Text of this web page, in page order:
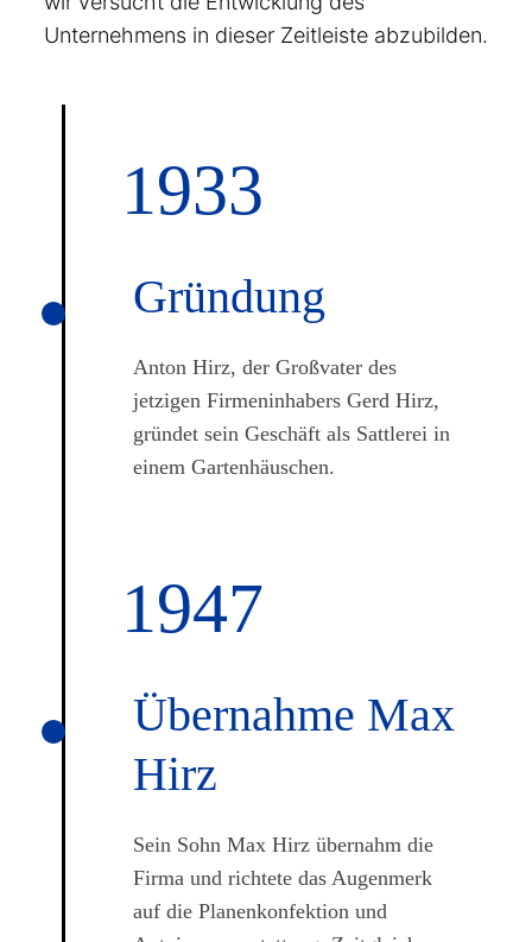
Unternehmens in dieser Zeitleiste abzubilden.
1933
Gründung
Anton Hirz, der Großvater des
jetzigen Firmeninhabers Gerd Hirz,
gründet sein Geschäft als Sattlerei in
einem Gartenhäuschen.
1947
Übernahme Max
Hirz
Sein Sohn Max Hirz übernahm die
Firma und richtete das Augenmerk
auf die Planenkonfektion und